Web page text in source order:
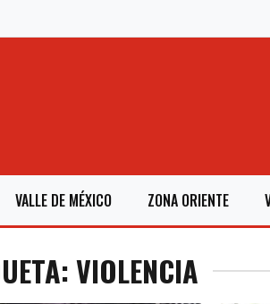
VALLE DE MÉXICO ZONA ORIENTE
VIOLENCIA